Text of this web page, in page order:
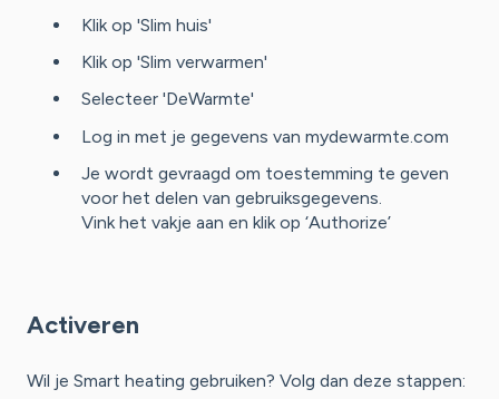
Klik op 'Slim huis'
Klik op 'Slim verwarmen'
Selecteer 'DeWarmte'
Log in met je gegevens van mydewarmte.com
Je wordt gevraagd om toestemming te geven
voor het delen van gebruiksgegevens.
Vink het vakje aan en klik op ‘Authorize’
Activeren
Wil je Smart heating gebruiken? Volg dan deze stappen: